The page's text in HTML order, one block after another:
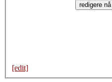
[edit]